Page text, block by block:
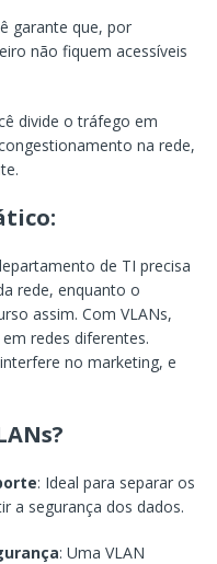
garante que, por
não fiquem acessíveis
divide o tráfego em
na rede,
de TI precisa
rede, enquanto o
assim. Com VLANs,
redes diferentes.
no marketing, e
: Ideal para separar os
a segurança dos dados.
: Uma VLAN